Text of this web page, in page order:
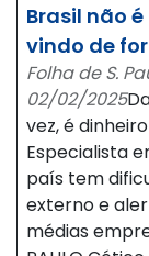
Brasil não
vindo de
Folha de S.
02/02/2025
vez, é
Especialista
país tem
externo e
médias